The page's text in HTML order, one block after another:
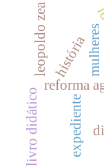
reforma
expediente
mulheres
leopoldo zea
livro didático
história